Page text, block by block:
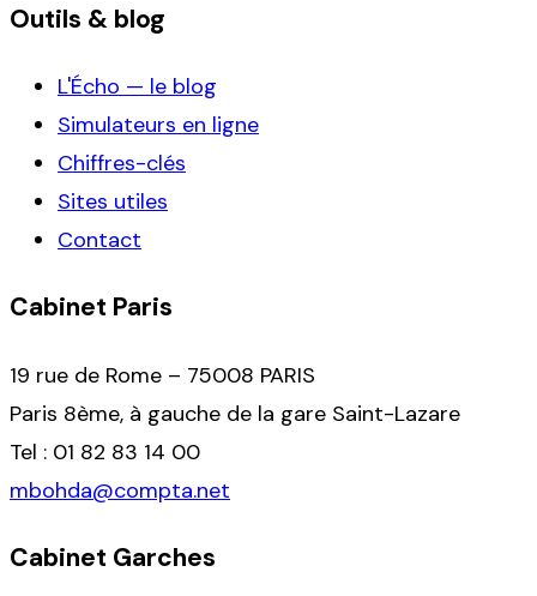
Outils & blog
L'Écho — le blog
Simulateurs en ligne
Chiffres-clés
Sites utiles
Contact
Cabinet Paris
19 rue de Rome – 75008 PARIS
Paris 8ème, à gauche de la gare Saint-Lazare
Tel : 01 82 83 14 00
mbohda@compta.net
Cabinet Garches